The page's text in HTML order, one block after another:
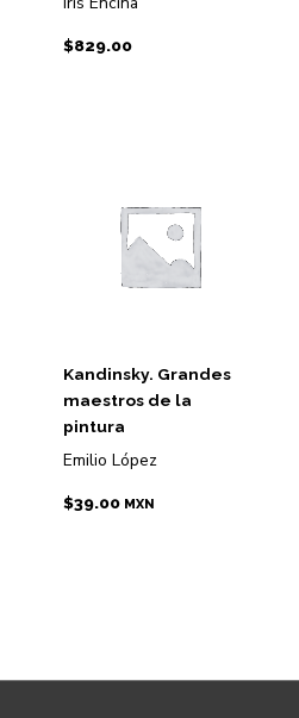
$829.00
Kandinsky. Grandes
maestros de la
pintura
Emilio López
$39.00 MXN